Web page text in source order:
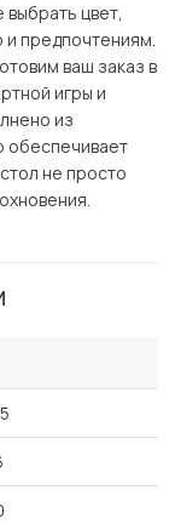
цвет,
предпочтениям.
ваш заказ в
игры и
из
обеспечивает
не просто